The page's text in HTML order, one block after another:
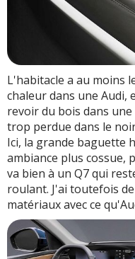
L'habitacle a au moins
chaleur dans une Audi,
revoir du bois dans
trop perdue dans le
Ici, la grande baguette
ambiance plus cossue,
va bien à un Q7 qui
roulant. J'ai toutefois
matériaux avec ce